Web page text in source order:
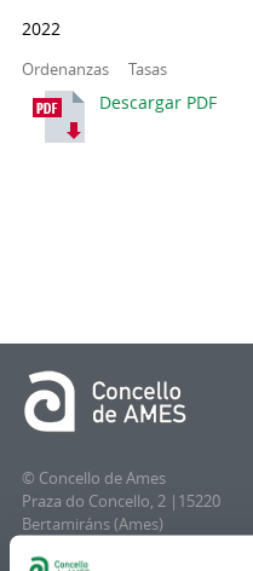
2022
Ordenanzas Tasas
Descargar PDF
© Concello de Ames
Praza do Concello, 2 |15220
Bertamiráns (Ames)